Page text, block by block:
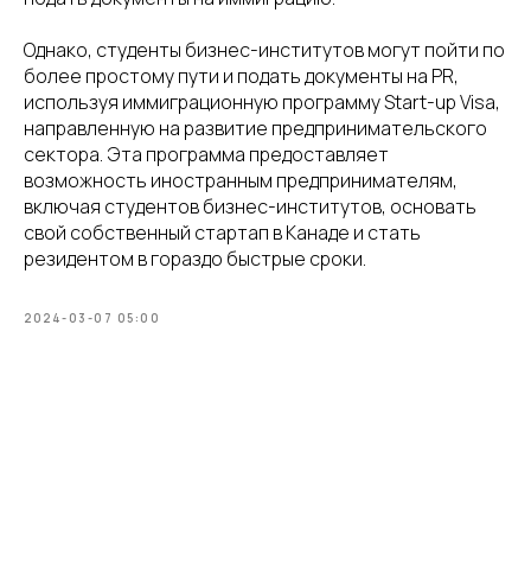
Однако, студенты бизнес-институтов могут пойти по
более простому пути и подать документы на PR,
используя иммиграционную программу Start-up Visa,
направленную на развитие предпринимательского
сектора. Эта программа предоставляет
возможность иностранным предпринимателям,
включая студентов бизнес-институтов, основать
свой собственный стартап в Канаде и стать
резидентом в гораздо быстрые сроки.
2024-03-07 05:00